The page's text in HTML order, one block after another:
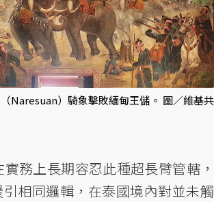
Naresuan）騎象擊敗緬甸王儲。 圖／維基共
務上長期容忍此種超長臂管轄，
引相同邏輯，在泰國境內對並未觸